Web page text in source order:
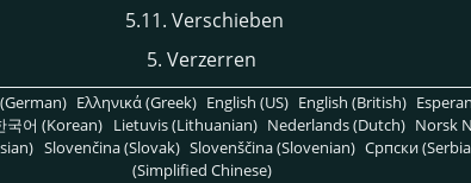
5.11. Verschieben
5. Verzerren
Ελληνικά (Greek) English (US) English (British)
국어 (Korean) Lietuvis (Lithuanian) Nederlands (Dutch) Norsk
Slovenčina (Slovak) Slovenščina (Slovenian) Српски
(Simplified Chinese)